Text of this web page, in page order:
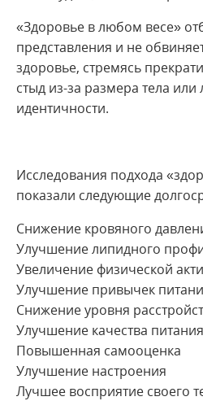
«Здоровье в любом весе»
представления и не
здоровье, стремясь
стыд из-за размера тела
идентичности.
Исследования подхода
показали следующие
Снижение кровяного
Улучшение липидного
Увеличение физической
Улучшение привычек
Снижение уровня
Улучшение качества питания
Повышенная самооценка
Улучшение настроения
Лучшее восприятие своего